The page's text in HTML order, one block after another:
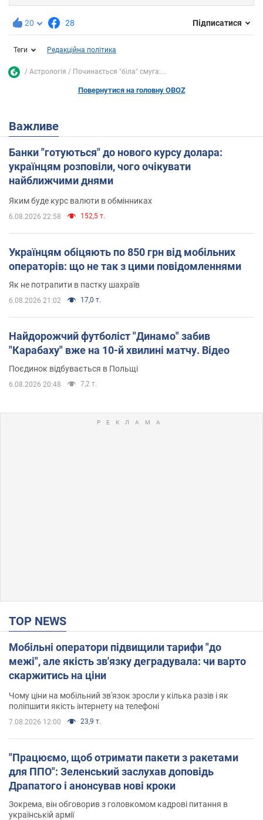
20 28 Підписатися
Теги Редакційна політика
Астрологія Починається "біла" смуга:...
Повернутися на головну OBOZ
Важливе
Банки "готуються" до нового курсу долара:
українцям розповіли, чого очікувати
найближчими днями
Яким буде курс валюти в обмінниках
6.08.2026 22:58 152,5 т.
Українцям обіцяють по 850 грн від мобільних
операторів: що не так з цими повідомленнями
Як не потрапити в пастку шахраїв
6.08.2026 21:02 17,0 т.
Найдорожчий футболіст "Динамо" забив
"Карабаху" вже на 10-й хвилині матчу. Відео
Поєдинок відбувається в Польщі
6.08.2026 20:48 7,2 т.
TOP NEWS
Мобільні оператори підвищили тарифи "до
межі", але якість зв'язку деградувала: чи варто
скаржитись на ціни
Чому ціни на мобільний зв'язок зросли у кілька разів і як
поліпшити якість інтернету на телефоні
7.08.2026 12:00 23,9 т.
"Працюємо, щоб отримати пакети з ракетами
для ППО": Зеленський заслухав доповідь
Драпатого і анонсував нові кроки
Зокрема, він обговорив з головкомом кадрові питання в
українській армії